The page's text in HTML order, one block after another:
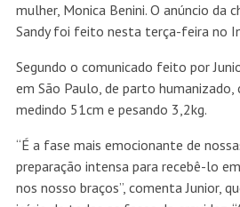
mulher, Monica Benini. O anúncio da
Sandy foi feito nesta terça-feira no
Segundo o comunicado feito por
em São Paulo, de parto humanizado,
medindo 51cm e pesando 3,2kg.
“É a fase mais emocionante de
preparação intensa para recebê-lo
nos nosso braços”, comenta Junior,